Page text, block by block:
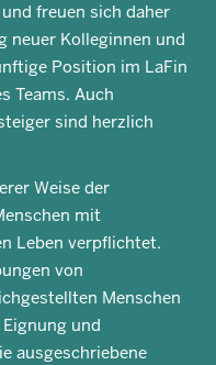
freuen sich daher
neuer Kolleginnen und
Position im LaFin
Teams. Auch
sind herzlich
Weise der
mit
Leben verpflichtet.
von
Menschen
und
ausgeschriebene